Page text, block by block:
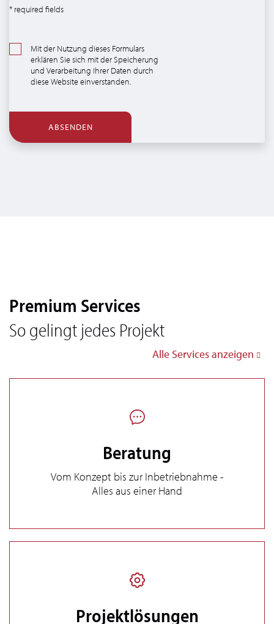
* required fields
Mit der Nutzung dieses Formulars
erklären Sie sich mit der Speicherung
und Verarbeitung Ihrer Daten durch
diese Website einverstanden.
ABSENDEN
Premium Services
So gelingt jedes Projekt
Alle Services anzeigen
Beratung
Vom Konzept bis zur Inbetriebnahme -
Alles aus einer Hand
Projektlösungen